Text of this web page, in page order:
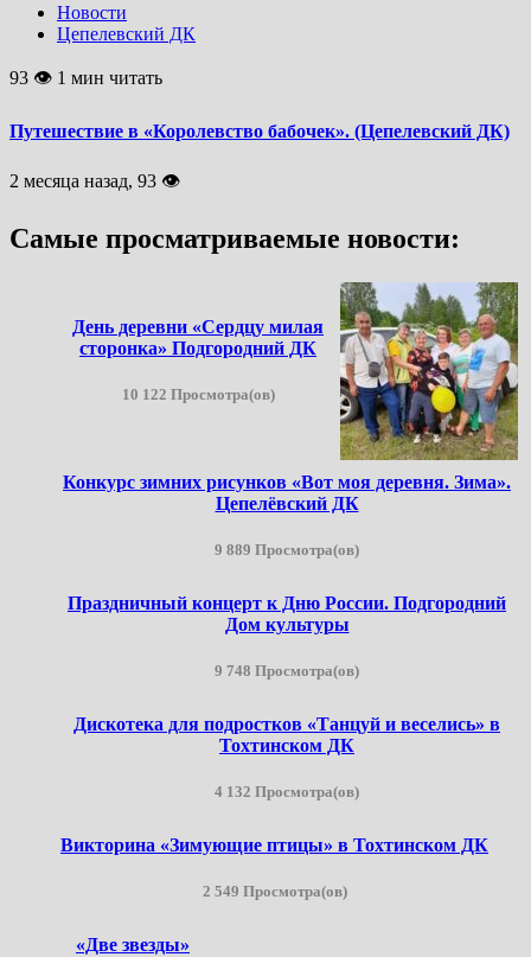
Новости
Цепелевский ДК
93 👁 1 мин читать
Путешествие в «Королевство бабочек». (Цепелевский ДК)
2 месяца назад, 93 👁
Самые просматриваемые новости:
День деревни «Сердцу милая
сторонка» Подгородний ДК
10 122 Просмотра(ов)
Конкурс зимних рисунков «Вот моя деревня. Зима».
Цепелёвский ДК
9 889 Просмотра(ов)
Праздничный концерт к Дню России. Подгородний
Дом культуры
9 748 Просмотра(ов)
Дискотека для подростков «Танцуй и веселись» в
Тохтинском ДК
4 132 Просмотра(ов)
Викторина «Зимующие птицы» в Тохтинском ДК
2 549 Просмотра(ов)
«Две звезды»